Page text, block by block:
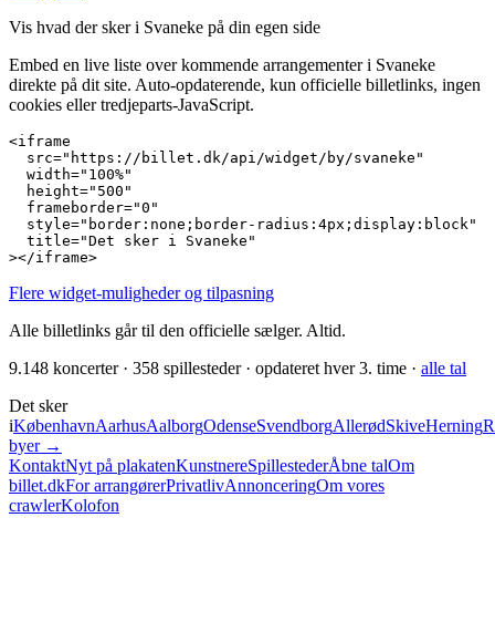
Vis hvad der sker i Svaneke på din egen side
Embed en live liste over kommende arrangementer i Svaneke
direkte på dit site. Auto-opdaterende, kun officielle billetlinks, ingen
cookies eller tredjeparts-JavaScript.
<iframe
  src="https://billet.dk/api/widget/by/svaneke"
  width="100%"
  height="500"
  frameborder="0"
  style="border:none;border-radius:4px;display:block"
  title="Det sker i Svaneke"
></iframe>
Flere widget-muligheder og tilpasning
Alle billetlinks går til den officielle sælger. Altid.
9.148 koncerter · 358 spillesteder · opdateret hver 3. time · alle tal
Det sker
iKøbenhavnAarhusAalborgOdenseSvendborgAllerødSkiveHerning
byer →
KontaktNyt på plakatenKunstnereSpillestederÅbne talOm
billet.dkFor arrangørerPrivatlivAnnonceringOm vores
crawlerKolofon